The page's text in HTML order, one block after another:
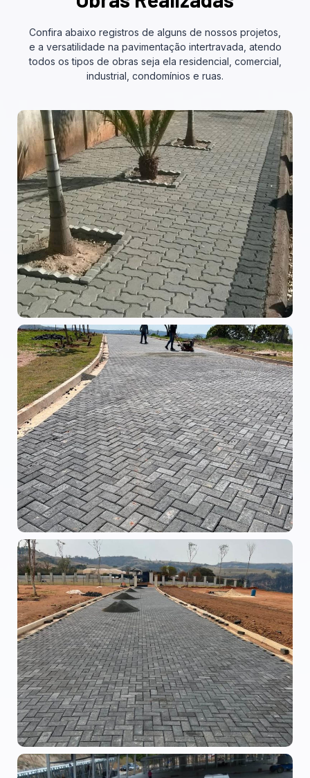
Confira abaixo registros de alguns de nossos projetos,
e a versatilidade na pavimentação intertravada, atendo
todos os tipos de obras seja ela residencial, comercial,
industrial, condomínios e ruas.